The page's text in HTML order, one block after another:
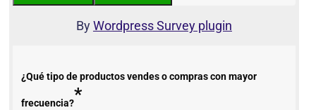
ByWordpress Survey plugin
¿Qué tipo de productos vendes o compras con mayor
frecuencia?*